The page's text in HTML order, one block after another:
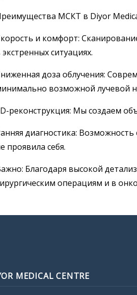
МСКТ в Diyor
и комфорт:
экстренных ситуациях.
доза облучения:
возможной лучевой
реконструкция: Мы создаем
диагностика:
проявила себя.
Благодаря высокой
операциям и в
MEDICAL CENTRE